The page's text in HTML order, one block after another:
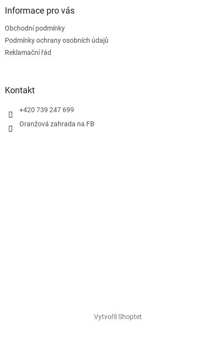
Informace pro vás
Obchodní podmínky
Podmínky ochrany osobních údajů
Reklamační řád
Kontakt
+420 739 247 699
Oranžová zahrada na FB
Vytvořil Shoptet